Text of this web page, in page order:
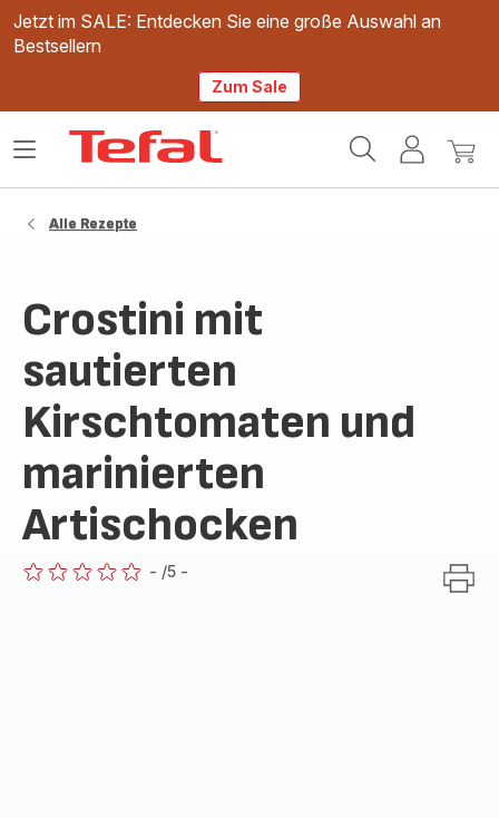
Jetzt im SALE: Entdecken Sie eine große Auswahl an
Bestsellern
Zum Sale
Mein
Mein
Das
Alle Rezepte
Crostini mit
sautierten
Kirschtomaten und
marinierten
Artischocken
- /5 -